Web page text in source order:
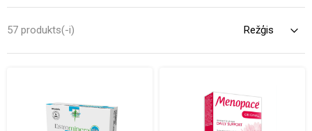
ādas, matu un nagu stiprināšanai. Iegādājieties uzticamus uztura
vajadzībām.
57 produkts(-i)